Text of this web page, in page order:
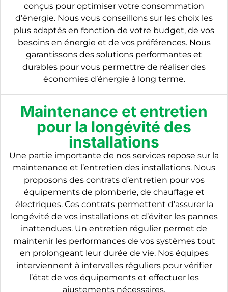
conçus pour optimiser votre consommation
d’énergie. Nous vous conseillons sur les choix les
plus adaptés en fonction de votre budget, de vos
besoins en énergie et de vos préférences. Nous
garantissons des solutions performantes et
durables pour vous permettre de réaliser des
économies d’énergie à long terme.
Maintenance et entretien
pour la longévité des
installations
Une partie importante de nos services repose sur la
maintenance et l’entretien des installations. Nous
proposons des contrats d’entretien pour vos
équipements de plomberie, de chauffage et
électriques. Ces contrats permettent d’assurer la
longévité de vos installations et d’éviter les pannes
inattendues. Un entretien régulier permet de
maintenir les performances de vos systèmes tout
en prolongeant leur durée de vie. Nos équipes
interviennent à intervalles réguliers pour vérifier
l’état de vos équipements et effectuer les
ajustements nécessaires.